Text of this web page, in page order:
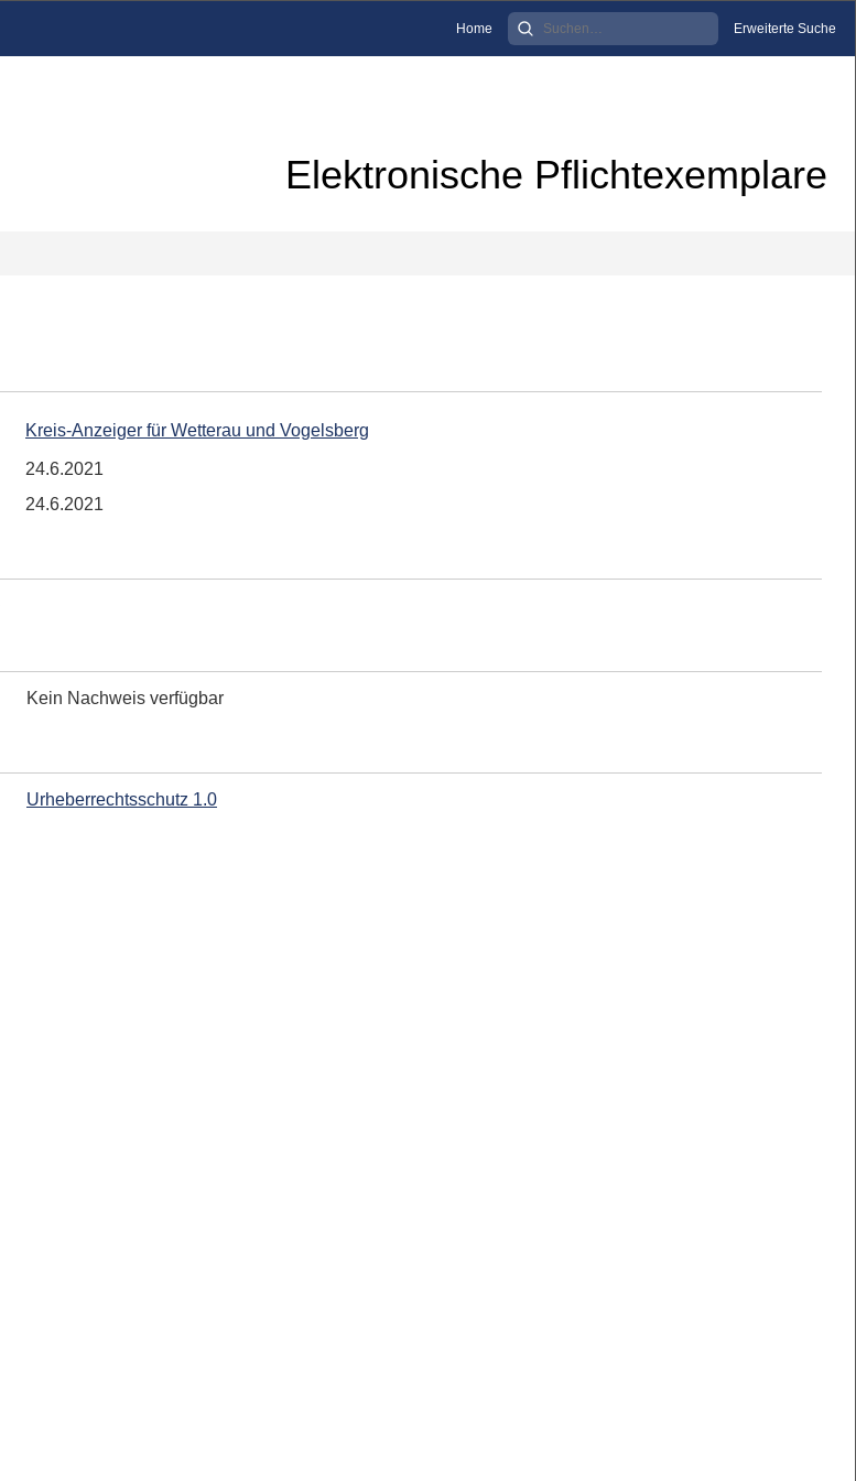
Home Erweiterte Suche
Elektronische Pflichtexemplare
Kreis-Anzeiger für Wetterau und Vogelsberg
24.6.2021
24.6.2021
Kein Nachweis verfügbar
Urheberrechtsschutz 1.0